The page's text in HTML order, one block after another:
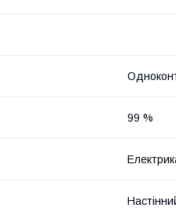
99 %